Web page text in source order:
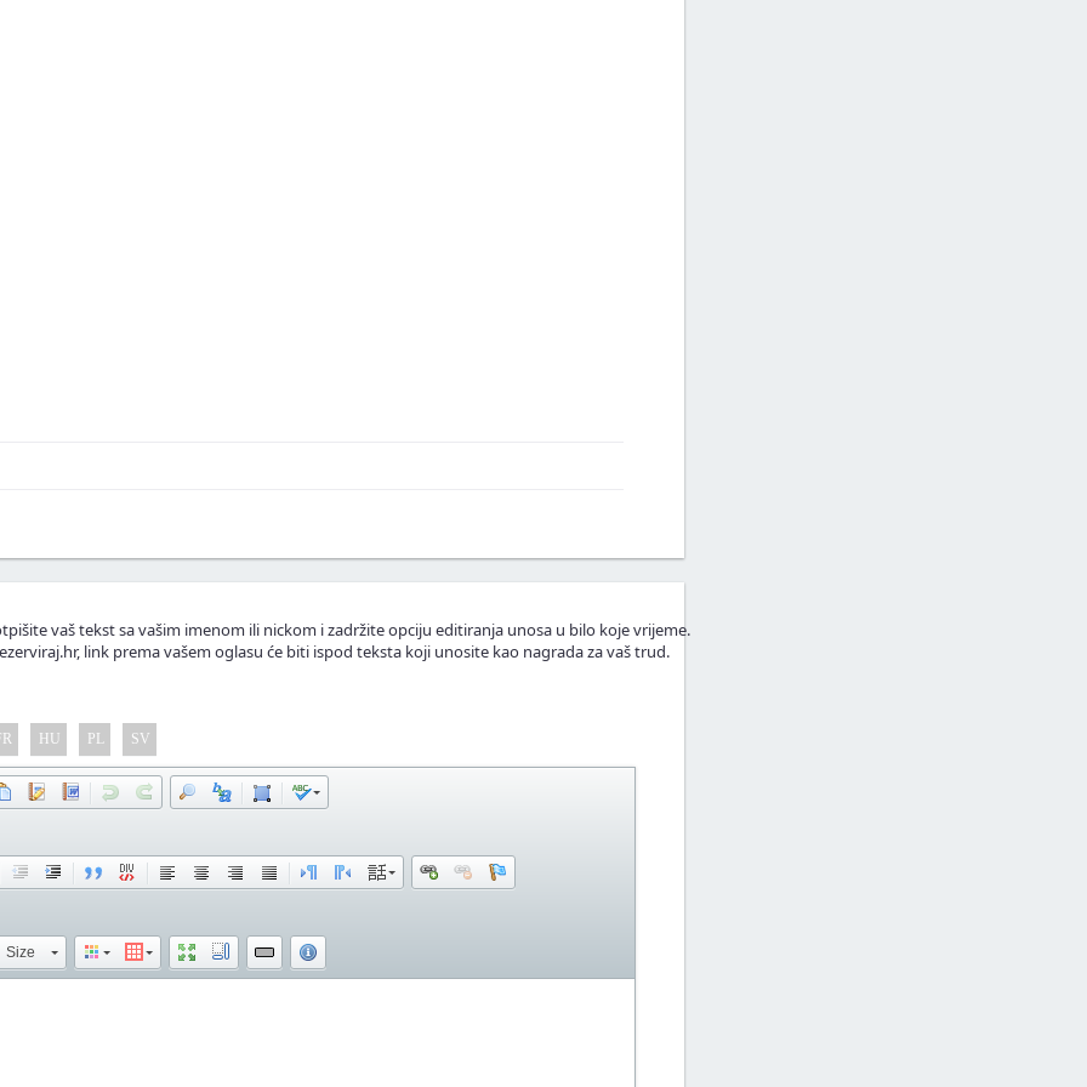
ili fotografije.
vaš tekst sa vašim imenom ili nickom i zadržite opciju editiranja unosa u bilo koje vrijeme.
link prema vašem oglasu će biti ispod teksta koji unosite kao nagrada za vaš trud.
HU PL SV
Size